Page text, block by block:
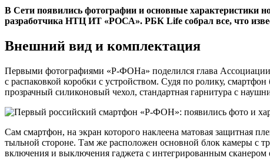
В Сети появились фотографии и основные характеристики
разработчика НТЦ ИТ «РОСА». РБК Life собрал все, что
Внешний вид и комплектация
Первыми фотографиями «Р-ФОНа» поделился глава
с распаковкой коробки с устройством. Судя по ролику,
прозрачный силиконовый чехол, стандартная гарнитура с
Сам смартфон, на экран которого наклеена матовая защитная
тыльной стороне. Там же расположен основной блок камеры с
включения и выключения гаджета с интегрированным